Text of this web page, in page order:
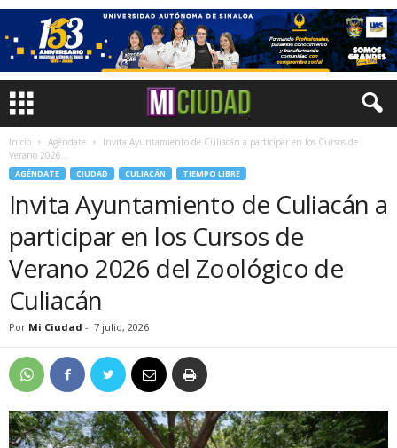
Inicio Agéndate
Invita Ayuntamiento de Culiacán a participar en los Cursos de
Verano 2026...
AGÉNDATE CIUDAD CULIACÁN TIEMPO LIBRE
Invita Ayuntamiento de Culiacán a
participar en los Cursos de
Verano 2026 del Zoológico de
Culiacán
Por Mi Ciudad - 7 julio, 2026